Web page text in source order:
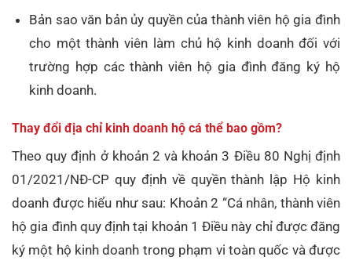
Bản sao văn bản ủy quyền của thành viên hộ gia đình
cho một thành viên làm chủ hộ kinh doanh đối với
trường hợp các thành viên hộ gia đình đăng ký hộ
kinh doanh.
Thay đổi địa chỉ kinh doanh hộ cá thể bao gồm?
Theo quy định ở khoản 2 và khoản 3 Điều 80 Nghị định
01/2021/NĐ-CP quy định về quyền thành lập Hộ kinh
doanh được hiểu như sau: Khoản 2 “Cá nhân, thành viên
hộ gia đình quy định tại khoản 1 Điều này chỉ được đăng
ký một hộ kinh doanh trong phạm vi toàn quốc và được